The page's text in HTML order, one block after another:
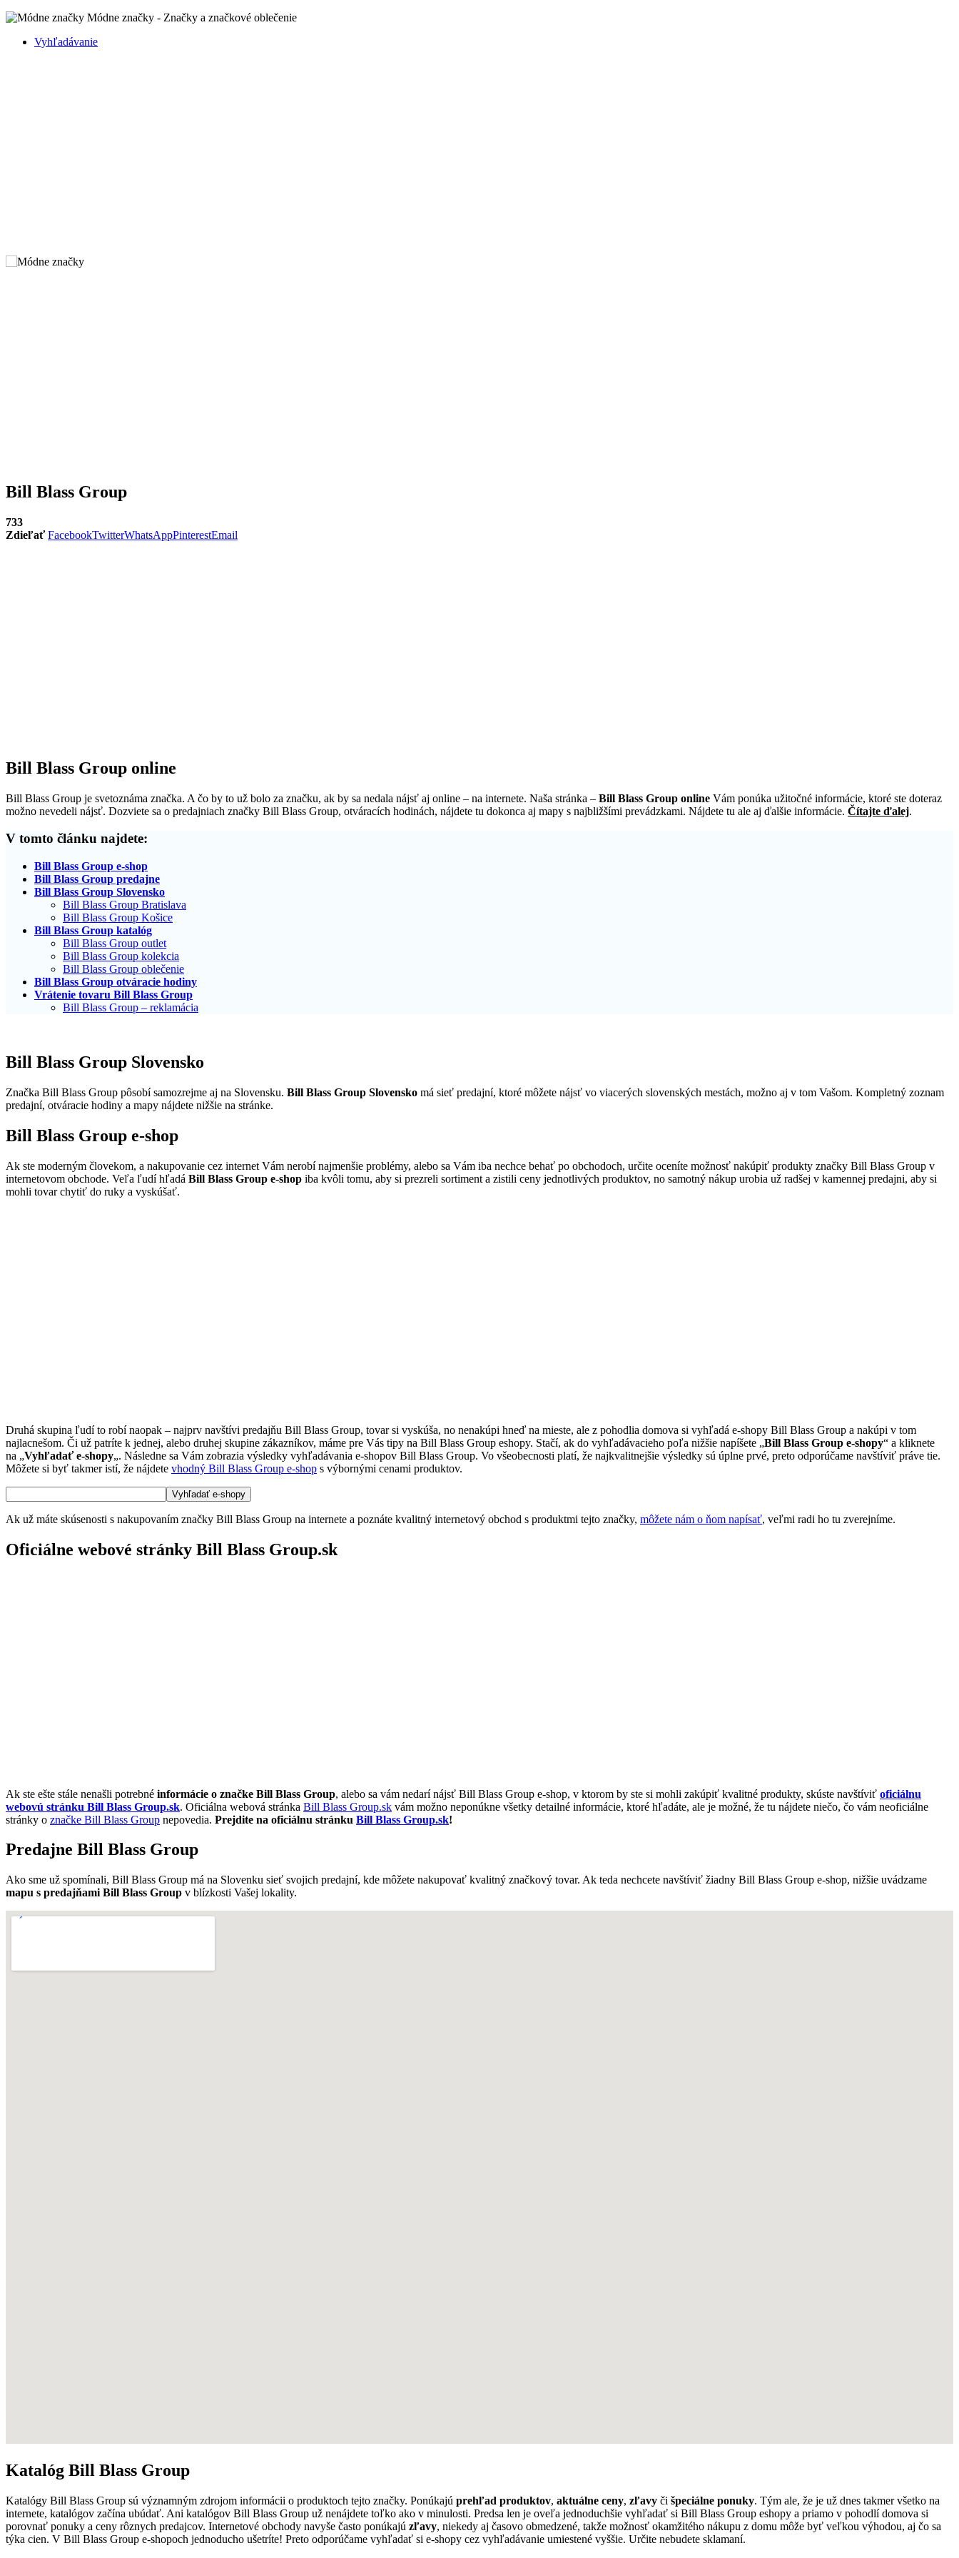
Módne značky - Značky a značkové oblečenie
Vyhľadávanie
Bill Blass Group
733
Zdieľať FacebookTwitterWhatsAppPinterestEmail
Bill Blass Group online
Bill Blass Group je svetoznáma značka. A čo by to už bolo za značku, ak by sa nedala nájsť aj online – na internete. Naša stránka – Bill Blass Group online Vám ponúka užitočné informácie, ktoré ste doteraz
možno nevedeli nájsť. Dozviete sa o predajniach značky Bill Blass Group, otváracích hodinách, nájdete tu dokonca aj mapy s najbližšími prevádzkami. Nájdete tu ale aj ďalšie informácie. Čítajte ďalej.
V tomto článku najdete:
Bill Blass Group e-shop
Bill Blass Group predajne
Bill Blass Group Slovensko
Bill Blass Group Bratislava
Bill Blass Group Košice
Bill Blass Group katalóg
Bill Blass Group outlet
Bill Blass Group kolekcia
Bill Blass Group oblečenie
Bill Blass Group otváracie hodiny
Vrátenie tovaru Bill Blass Group
Bill Blass Group – reklamácia
Bill Blass Group Slovensko
Značka Bill Blass Group pôsobí samozrejme aj na Slovensku. Bill Blass Group Slovensko má sieť predajní, ktoré môžete nájsť vo viacerých slovenských mestách, možno aj v tom Vašom. Kompletný zoznam
predajní, otváracie hodiny a mapy nájdete nižšie na stránke.
Bill Blass Group e-shop
Ak ste moderným človekom, a nakupovanie cez internet Vám nerobí najmenšie problémy, alebo sa Vám iba nechce behať po obchodoch, určite oceníte možnosť nakúpiť produkty značky Bill Blass Group v
internetovom obchode. Veľa ľudí hľadá Bill Blass Group e-shop iba kvôli tomu, aby si prezreli sortiment a zistili ceny jednotlivých produktov, no samotný nákup urobia už radšej v kamennej predajni, aby si
mohli tovar chytiť do ruky a vyskúšať.
Druhá skupina ľudí to robí naopak – najprv navštívi predajňu Bill Blass Group, tovar si vyskúša, no nenakúpi hneď na mieste, ale z pohodlia domova si vyhľadá e-shopy Bill Blass Group a nakúpi v tom
najlacnešom. Či už patríte k jednej, alebo druhej skupine zákazníkov, máme pre Vás tipy na Bill Blass Group eshopy. Stačí, ak do vyhľadávacieho poľa nižšie napíšete „Bill Blass Group e-shopy“ a kliknete
na „Vyhľadať e-shopy„. Následne sa Vám zobrazia výsledky vyhľadávania e-shopov Bill Blass Group. Vo všeobecnosti platí, že najkvalitnejšie výsledky sú úplne prvé, preto odporúčame navštíviť práve tie.
Môžete si byť takmer istí, že nájdete vhodný Bill Blass Group e-shop s výbornými cenami produktov.
Ak už máte skúsenosti s nakupovaním značky Bill Blass Group na internete a poznáte kvalitný internetový obchod s produktmi tejto značky, môžete nám o ňom napísať, veľmi radi ho tu zverejníme.
Oficiálne webové stránky Bill Blass Group.sk
Ak ste ešte stále nenašli potrebné informácie o značke Bill Blass Group, alebo sa vám nedarí nájsť Bill Blass Group e-shop, v ktorom by ste si mohli zakúpiť kvalitné produkty, skúste navštíviť oficiálnu
webovú stránku Bill Blass Group.sk. Oficiálna webová stránka Bill Blass Group.sk vám možno neponúkne všetky detailné informácie, ktoré hľadáte, ale je možné, že tu nájdete niečo, čo vám neoficiálne
stránky o značke Bill Blass Group nepovedia. Prejdite na oficiálnu stránku Bill Blass Group.sk!
Predajne Bill Blass Group
Ako sme už spomínali, Bill Blass Group má na Slovenku sieť svojich predajní, kde môžete nakupovať kvalitný značkový tovar. Ak teda nechcete navštíviť žiadny Bill Blass Group e-shop, nižšie uvádzame
mapu s predajňami Bill Blass Group v blízkosti Vašej lokality.
Katalóg Bill Blass Group
Katalógy Bill Blass Group sú významným zdrojom informácii o produktoch tejto značky. Ponúkajú prehľad produktov, aktuálne ceny, zľavy či špeciálne ponuky. Tým ale, že je už dnes takmer všetko na
internete, katalógov začína ubúdať. Ani katalógov Bill Blass Group už nenájdete toľko ako v minulosti. Predsa len je oveľa jednoduchšie vyhľadať si Bill Blass Group eshopy a priamo v pohodlí domova si
porovnať ponuky a ceny rôznych predajcov. Internetové obchody navyše často ponúkajú zľavy, niekedy aj časovo obmedzené, takže možnosť okamžitého nákupu z domu môže byť veľkou výhodou, aj čo sa
týka cien. V Bill Blass Group e-shopoch jednoducho ušetríte! Preto odporúčame vyhľadať si e-shopy cez vyhľadávanie umiestené vyššie. Určite nebudete sklamaní.